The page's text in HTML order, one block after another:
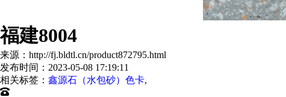
福建8004
来源：http://fj.bldtl.cn/product872795.html
发布时间：2023-05-08 17:19:11
相关标签： 鑫源石（水包砂）色卡,